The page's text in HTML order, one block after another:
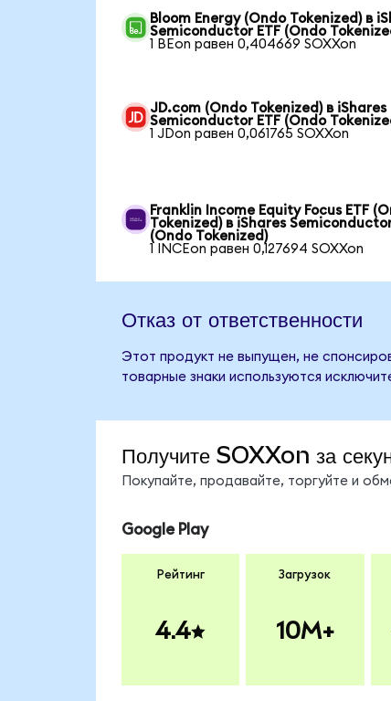
Bloom Energy (Ondo Tokenized) в
Semiconductor ETF (Ondo
1 BEon равен 0,404669 SOXXon
JD.com (Ondo Tokenized) в iShares
Semiconductor ETF (Ondo
1 JDon равен 0,061765 SOXXon
Franklin Income Equity Focus ETF
Tokenized) в iShares
(Ondo Tokenized)
1 INCEon равен 0,127694 SOXXon
Отказ от ответственности
Этот продукт не выпущен, не
товарные знаки используются
Получите SOXXon за
Покупайте, продавайте, торгуйте и
Google Play
Рейтинг
4.4
Загрузок
10M+